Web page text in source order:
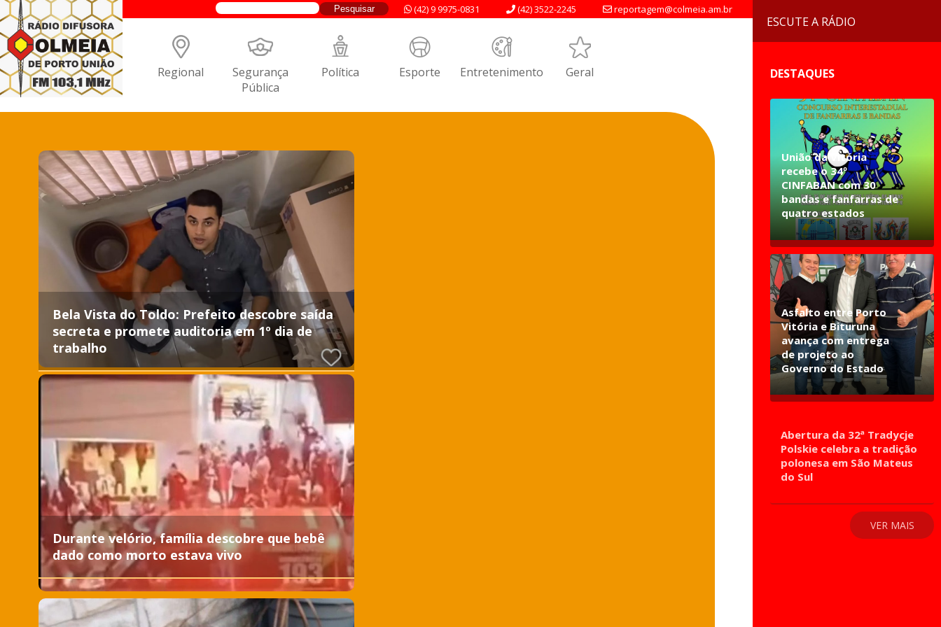
reportagem@colmeia.am.br
(42) 3522-2245
(42) 9 9975-0831
Regional Segurança
Pública
Política Esporte Entretenimento Geral
Bela Vista do Toldo: Prefeito descobre saída
secreta e promete auditoria em 1º dia de
trabalho
Durante velório, família descobre que bebê
dado como morto estava vivo
ESCUTE A RÁDIO
DESTAQUES
União da Vitória
recebe o 34º
CINFABAN com 30
bandas e fanfarras de
quatro estados
Asfalto entre Porto
Vitória e Bituruna
avança com entrega
de projeto ao
Governo do Estado
Abertura da 32ª Tradycje
Polskie celebra a tradição
polonesa em São Mateus
do Sul
VER MAIS